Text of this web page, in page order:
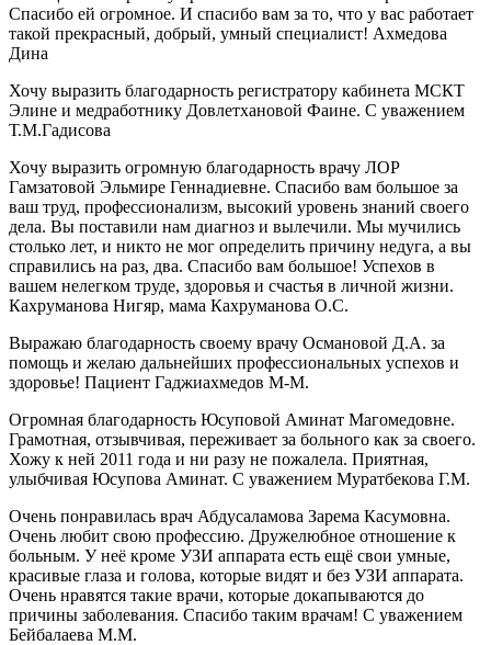
Спасибо ей огромное. И спасибо вам за то, что у вас работает
такой прекрасный, добрый, умный специалист! Ахмедова
Дина
Хочу выразить благодарность регистратору кабинета МСКТ
Элине и медработнику Довлетхановой Фаине. С уважением
Т.М.Гадисова
Хочу выразить огромную благодарность врачу ЛОР
Гамзатовой Эльмире Геннадиевне. Спасибо вам большое за
ваш труд, профессионализм, высокий уровень знаний своего
дела. Вы поставили нам диагноз и вылечили. Мы мучились
столько лет, и никто не мог определить причину недуга, а вы
справились на раз, два. Спасибо вам большое! Успехов в
вашем нелегком труде, здоровья и счастья в личной жизни.
Кахруманова Нигяр, мама Кахруманова О.С.
Выражаю благодарность своему врачу Османовой Д.А. за
помощь и желаю дальнейших профессиональных успехов и
здоровье! Пациент Гаджиахмедов М-М.
Огромная благодарность Юсуповой Аминат Магомедовне.
Грамотная, отзывчивая, переживает за больного как за своего.
Хожу к ней 2011 года и ни разу не пожалела. Приятная,
улыбчивая Юсупова Аминат. С уважением Муратбекова Г.М.
Очень понравилась врач Абдусаламова Зарема Касумовна.
Очень любит свою профессию. Дружелюбное отношение к
больным. У неё кроме УЗИ аппарата есть ещё свои умные,
красивые глаза и голова, которые видят и без УЗИ аппарата.
Очень нравятся такие врачи, которые докапываются до
причины заболевания. Спасибо таким врачам! С уважением
Бейбалаева М.М.